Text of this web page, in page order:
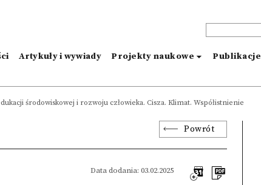
Artykuły i wywiady Projekty naukowe Publikacje
środowiskowej i rozwoju człowieka. Cisza. Klimat. Współistnienie
Powrót
Data dodania: 03.02.2025